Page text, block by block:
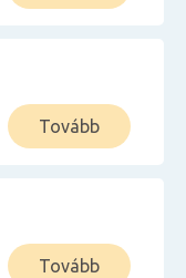
Tovább
Tovább